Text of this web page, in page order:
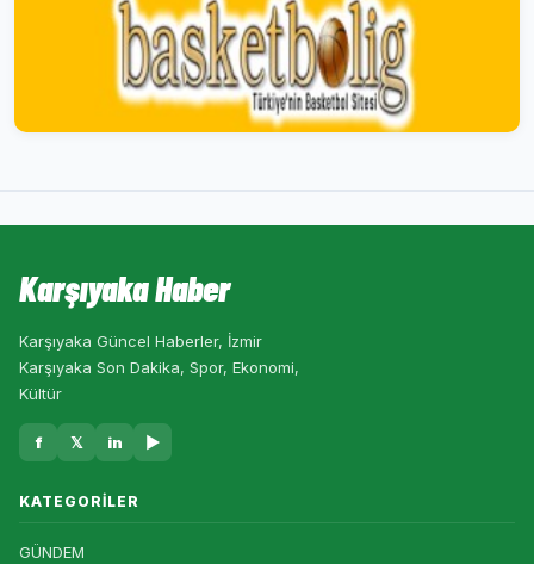
Karşıyaka Haber
Karşıyaka Güncel Haberler, İzmir
Karşıyaka Son Dakika, Spor, Ekonomi,
Kültür
f 𝕏 in ▶
KATEGORILER
GÜNDEM